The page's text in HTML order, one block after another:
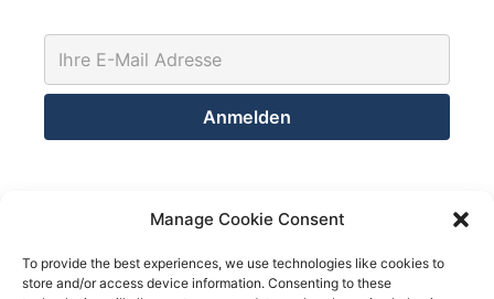
Manage Cookie Consent
To provide the best experiences, we use technologies like cookies to
store and/or access device information. Consenting to these
Netsolution Consulting Group GmbH
8032 Zürich